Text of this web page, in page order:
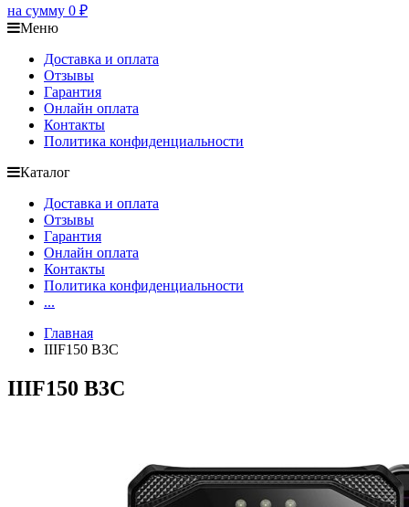
на сумму 0 ₽
Меню
Доставка и оплата
Отзывы
Гарантия
Онлайн оплата
Контакты
Политика конфиденциальности
Каталог
Доставка и оплата
Отзывы
Гарантия
Онлайн оплата
Контакты
Политика конфиденциальности
...
Главная
IIIF150 B3C
IIIF150 B3C